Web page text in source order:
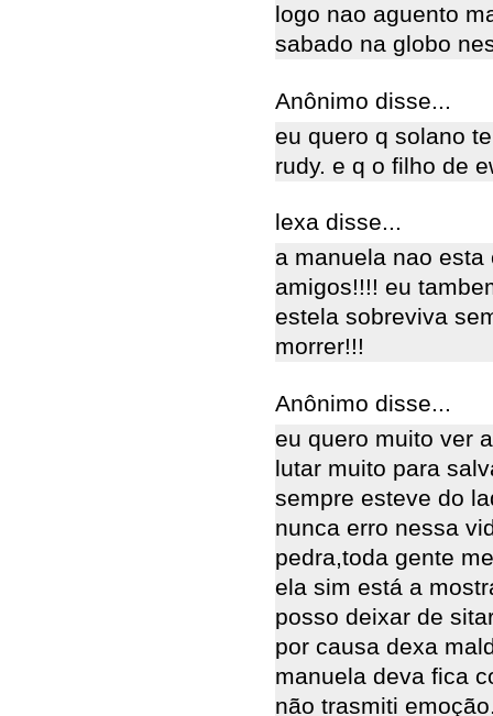
logo nao aguento
sabado na globo
Anônimo disse...
eu quero q solano
rudy. e q o filho de
lexa disse...
a manuela nao
amigos!!!! eu
estela sobreviva
morrer!!!
Anônimo disse...
eu quero muito ver
lutar muito para
sempre esteve do
nunca erro nessa
pedra,toda gente
ela sim está a
posso deixar de
por causa dexa
manuela deva fica
não trasmiti